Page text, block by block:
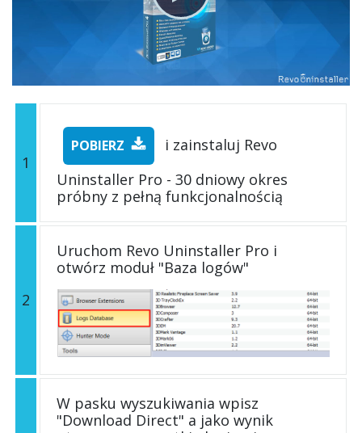
1
POBIERZ
i zainstaluj Revo
Uninstaller Pro - 30 dniowy okres
próbny z pełną funkcjonalnością
2
Uruchom Revo Uninstaller Pro i
otwórz moduł "Baza logów"
W pasku wyszukiwania wpisz
"Download Direct" a jako wynik